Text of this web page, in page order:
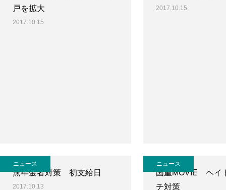
戸を拡大
2017.10.15
2017.10.15
ニュース
無年金者対策 初支給日
2017.10.13
ニュース
国重MOVIE ヘイ
チ対策